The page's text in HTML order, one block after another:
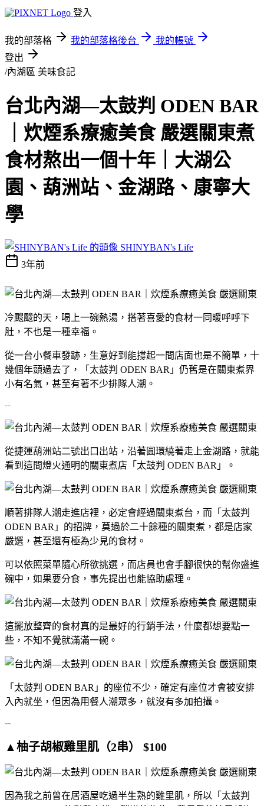
登入
我的部落格 我的部落格後台
我的帳號
登出
/內湖區 美味食記
台北內湖—太鼓判 ODEN BAR
｜炊煙系療癒美食 嚴選關東煮
食材熬出一個十年｜大湖公
園、葫洲站、金湖路、康寧大
學
SHINYBAN's Life
3年前
冷颼颼的天，喝上一碗熱湯，搭著喜愛的食材一同暖呼呼下
肚，不也是一種幸福。
從一台小餐車發跡，生意好到能撐起一間店面也是不簡單，十
幾個年頭過去了，「太鼓判 ODEN BAR」仍舊是在關東煮界
小有名氣，甚至有著不少排隊人潮。
--
從捷運葫洲站二號出口出站，沿著圓環繞著走上金湖路，就能
看到這間燈火通明的關東煮店「太鼓判 ODEN BAR」。
順著排隊人潮走進店裡，必定會經過關東煮台，而「太鼓判
ODEN BAR」的招牌，莫過於二十餘種的關東煮，都是店家
嚴選，甚至還有極為少見的食材。
可以依照菜單隨心所欲挑選，而店員也會手腳很快的幫你盛進
碗中，如果要分食，事先提出也能協助處理。
這擺放整齊的食材真的是最好的行銷手法，什麼都想要點一
些，不知不覺就滿滿一碗。
「太鼓判 ODEN BAR」的座位不少，確定有座位才會被安排
入內就坐，但因為用餐人潮眾多，就沒有多加拍攝。
--
▲柚子胡椒雞里肌（2串） $100
因為我之前曾在居酒屋吃過半生熟的雞里肌，所以「太鼓判